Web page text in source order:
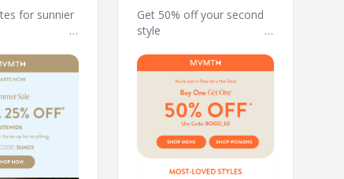
for sunnier
Get 50% off your second
style ‌ ‌ ‌ ‌ ‌ ‌ ‌ ‌ ‌ ‌ ‌ ‌ ‌ ‌ ‌ ‌ ‌ ‌ ‌ ‌ ‌ ‌ ‌ ‌ ‌ ‌ ‌ ‌ ‌ ‌ ‌ ‌ ‌ ‌ ‌ ‌
‌ ‌ ‌ ‌ ‌ ‌